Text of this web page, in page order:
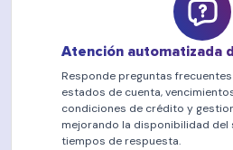
Atención automatizada
Responde preguntas
estados de cuenta,
condiciones de crédito y
mejorando la disponibilidad del
tiempos de respuesta.